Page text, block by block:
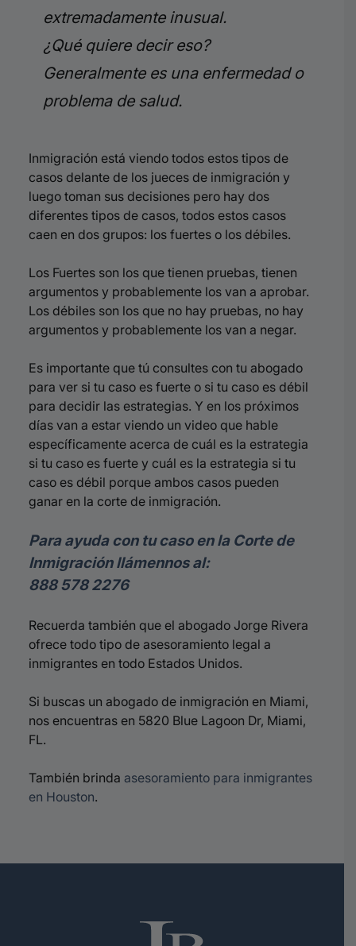
extremadamente inusual.
¿Qué quiere decir eso?
Generalmente es una enfermedad o
problema de salud.
Inmigración está viendo todos estos tipos de
casos delante de los jueces de inmigración y
luego toman sus decisiones pero hay dos
diferentes tipos de casos, todos estos casos
caen en dos grupos: los fuertes o los débiles.
Los Fuertes son los que tienen pruebas, tienen
argumentos y probablemente los van a aprobar.
Los débiles son los que no hay pruebas, no hay
argumentos y probablemente los van a negar.
Es importante que tú consultes con tu abogado
para ver si tu caso es fuerte o si tu caso es débil
para decidir las estrategias. Y en los próximos
días van a estar viendo un video que hable
específicamente acerca de cuál es la estrategia
si tu caso es fuerte y cuál es la estrategia si tu
caso es débil porque ambos casos pueden
ganar en la corte de inmigración.
Para ayuda con tu caso en la Corte de
Inmigración llámennos al:
888 578 2276
Recuerda también que el abogado Jorge Rivera
ofrece todo tipo de asesoramiento legal a
inmigrantes en todo Estados Unidos.
Si buscas un abogado de inmigración en Miami,
nos encuentras en 5820 Blue Lagoon Dr, Miami,
FL.
También brinda asesoramiento para inmigrantes
en Houston.